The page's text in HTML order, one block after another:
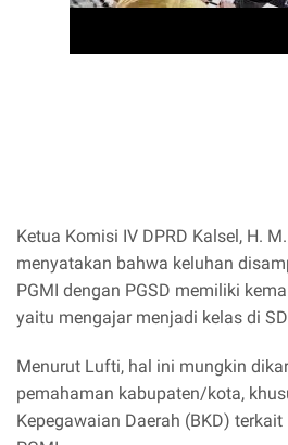
Ketua Komisi IV DPRD Kalsel, H.
menyatakan bahwa keluhan
PGMI dengan PGSD memiliki
yaitu mengajar menjadi kelas di
Menurut Lufti, hal ini mungkin
pemahaman kabupaten/kota,
Kepegawaian Daerah (BKD)